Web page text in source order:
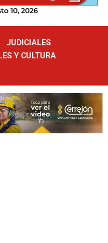
10, 2026
JUDICIALES
Y CULTURA